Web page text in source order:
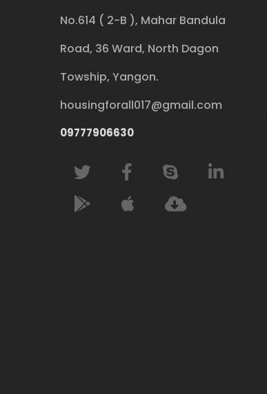
No.614 ( 2-B ), Mahar Bandula
Road, 36 Ward, North Dagon
Towship, Yangon.
housingforall017@gmail.com
09777906630